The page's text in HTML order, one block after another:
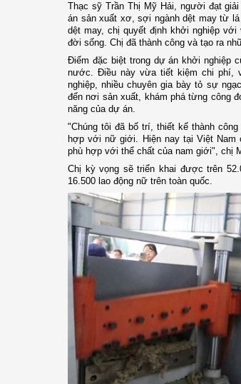
Thạc sỹ Trần Thị Mỹ Hải, người đạt
án sản xuất xơ, sợi ngành dệt may từ
dệt may, chị quyết định khởi nghiệp
đời sống. Chị đã thành công và tạo ra
Điểm đặc biệt trong dự án khởi nghiệp
nước. Điều này vừa tiết kiệm chi phí,
nghiệp, nhiều chuyên gia bày tỏ sự
đến nơi sản xuất, khám phá từng công
năng của dự án.
"Chúng tôi đã bố trí, thiết kế thành
hợp với nữ giới. Hiện nay tại Việt
phù hợp với thể chất của nam giới", chị
Chị kỳ vọng sẽ triển khai được trên
16.500 lao động nữ trên toàn quốc.